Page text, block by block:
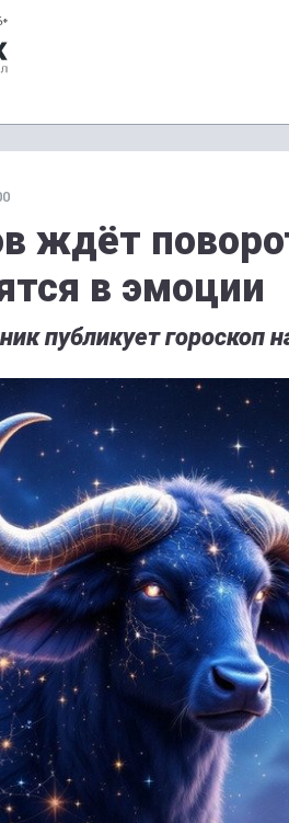
ждёт
в эмоции
публикует гороскоп